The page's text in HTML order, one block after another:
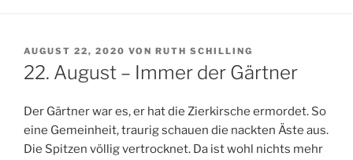
VERÖFFENTLICHT
AM
AUGUST 22, 2020 VON RUTH SCHILLING
22. August – Immer der Gärtner
Der Gärtner war es, er hat die Zierkirsche ermordet. So
eine Gemeinheit, traurig schauen die nackten Äste aus.
Die Spitzen völlig vertrocknet. Da ist wohl nichts mehr